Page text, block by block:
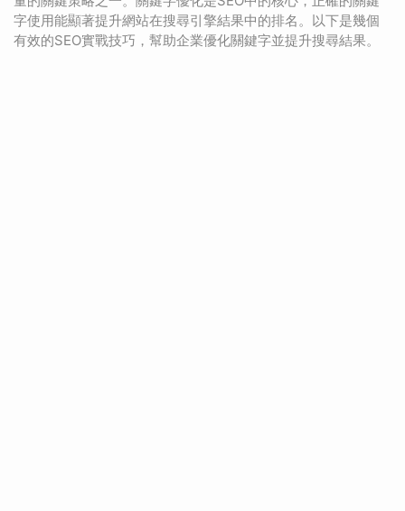
字使用能顯著提升網站在搜尋引擎結果中的排名。以下是幾個
有效的SEO實戰技巧，幫助企業優化關鍵字並提升搜尋結果。